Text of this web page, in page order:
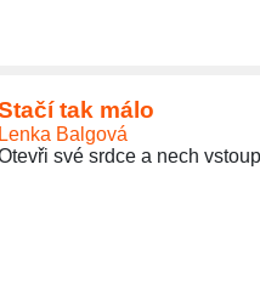
tak málo
Lenka Balgová
své srdce a nech